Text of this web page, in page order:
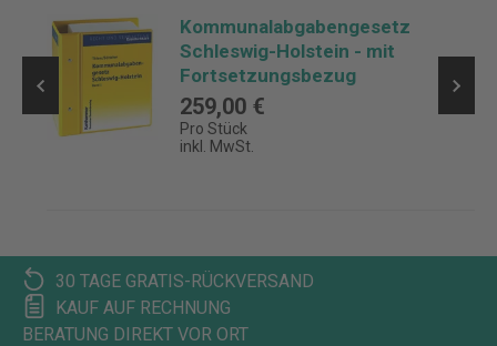
Kommunalabgabengesetz
Schleswig-Holstein - mit
Fortsetzungsbezug
259,00 €
Pro Stück
inkl. MwSt.
30 TAGE GRATIS-RÜCKVERSAND
KAUF AUF RECHNUNG
BERATUNG DIREKT VOR ORT